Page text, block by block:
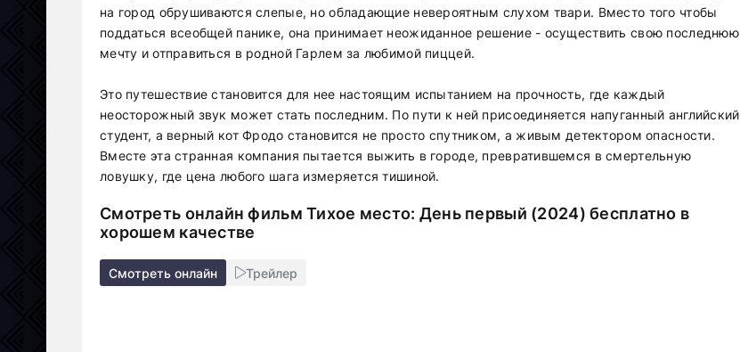
на город обрушиваются слепые, но обладающие невероятным слухом твари. Вместо того чтобы
поддаться всеобщей панике, она принимает неожиданное решение - осуществить свою последнюю
мечту и отправиться в родной Гарлем за любимой пиццей.
Это путешествие становится для нее настоящим испытанием на прочность, где каждый
неосторожный звук может стать последним. По пути к ней присоединяется напуганный английский
студент, а верный кот Фродо становится не просто спутником, а живым детектором опасности.
Вместе эта странная компания пытается выжить в городе, превратившемся в смертельную
ловушку, где цена любого шага измеряется тишиной.
Смотреть онлайн фильм Тихое место: День первый (2024) бесплатно в
хорошем качестве
Смотреть онлайн Трейлер